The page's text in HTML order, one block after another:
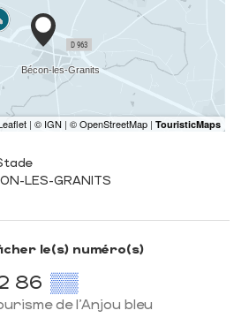
LES-GRANITS
le(s) numéro(s)
86 ▒▒
de l'Anjou bleu